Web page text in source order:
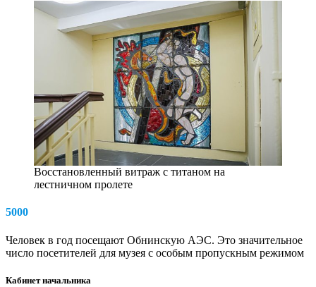
Восстановленный витраж с титаном на
лестничном пролете
5000
Человек в год посещают Обнинскую АЭС. Это значительное
число посетителей для музея с особым пропускным режимом
Кабинет начальника